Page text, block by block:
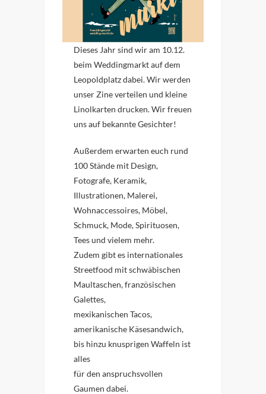
Dieses Jahr sind wir am 10.12.
beim Weddingmarkt auf dem
Leopoldplatz dabei. Wir werden
unser Zine verteilen und kleine
Linolkarten drucken. Wir freuen
uns auf bekannte Gesichter!
Außerdem erwarten euch rund
100 Stände mit Design,
Fotografe, Keramik,
Illustrationen, Malerei,
Wohnaccessoires, Möbel,
Schmuck, Mode, Spirituosen,
Tees und vielem mehr.
Zudem gibt es internationales
Streetfood mit schwäbischen
Maultaschen, französischen
Galettes,
mexikanischen Tacos,
amerikanische Käsesandwich,
bis hinzu knusprigen Waffeln ist
alles
für den anspruchsvollen
Gaumen dabei.